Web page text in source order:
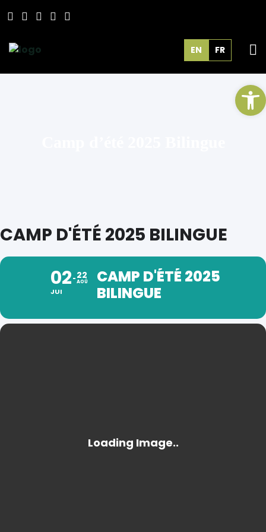
EN FR
CAMP D'ÉTÉ 2025 BILINGUE
02
JUI
22
AOÛ
CAMP D'ÉTÉ 2025
BILINGUE